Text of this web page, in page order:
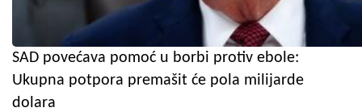
SAD povećava pomoć u borbi protiv ebole:
Ukupna potpora premašit će pola milijarde
dolara